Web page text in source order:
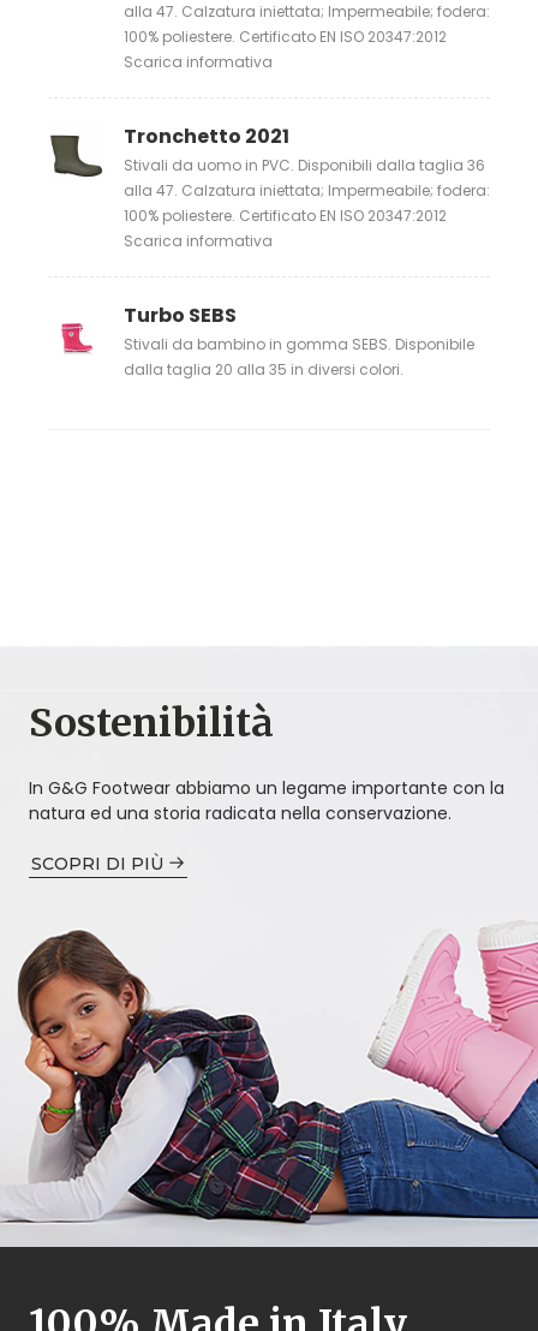
alla 47. Calzatura iniettata; Impermeabile; fodera:
100% poliestere. Certificato EN ISO 20347:2012
Scarica informativa
Tronchetto 2021
Stivali da uomo in PVC. Disponibili dalla taglia 36
alla 47. Calzatura iniettata; Impermeabile; fodera:
100% poliestere. Certificato EN ISO 20347:2012
Scarica informativa
Turbo SEBS
Stivali da bambino in gomma SEBS. Disponibile
dalla taglia 20 alla 35 in diversi colori.
Sostenibilità
In G&G Footwear abbiamo un legame importante con la
natura ed una storia radicata nella conservazione.
SCOPRI DI PIÙ